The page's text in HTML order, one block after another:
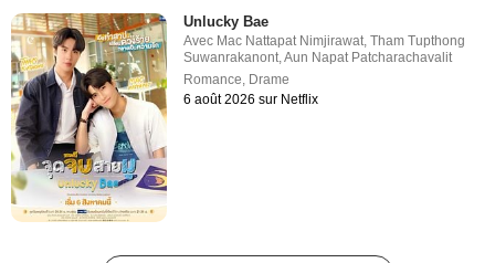
Unlucky Bae
Avec Mac Nattapat Nimjirawat,Tham Tupthong
Suwanrakanont,Aun Napat Patcharachavalit
Romance, Drame
6 août 2026 sur Netflix